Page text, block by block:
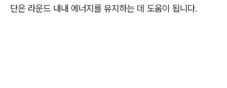
단은 라운드 내내 에너지를 유지하는 데 도움이 됩니다.